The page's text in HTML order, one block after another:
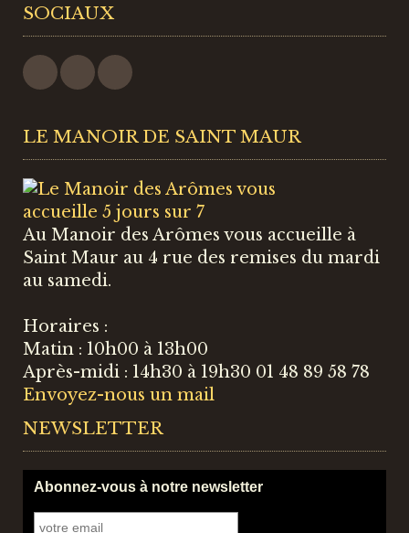
SOCIAUX
LE MANOIR DE SAINT MAUR
Au Manoir des Arômes vous accueille à
Saint Maur au 4 rue des remises du mardi
au samedi.
Horaires :
Matin : 10h00 à 13h00
Après-midi : 14h30 à 19h30 01 48 89 58 78
Envoyez-nous un mail
NEWSLETTER
Abonnez-vous à notre newsletter